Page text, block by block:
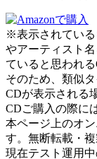
※表示されている
やアーティスト
ていると思われ
そのため、類似
CDが表示される
CDご購入の際に
本ページ上のオ
す。無断転載・複
現在テスト運用